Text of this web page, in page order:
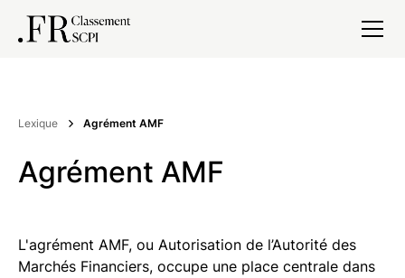
Lexique Agrément AMF
Agrément AMF
L'agrément AMF, ou Autorisation de l’Autorité des
Marchés Financiers, occupe une place centrale dans